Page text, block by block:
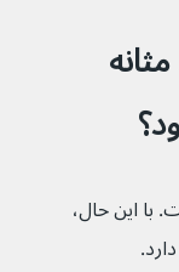
این حال،